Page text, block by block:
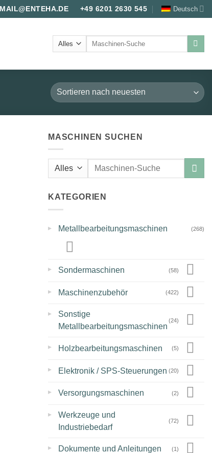
MAIL@ENTEHA.DE +49 6201 2630 545 Deutsch
Suche
MASCHINEN SUCHEN
Suche
KATEGORIEN
▸ Metallbearbeitungsmaschinen (268)
▸ Sondermaschinen (58)
▸ Maschinenzubehör (422)
▸
Sonstige
Metallbearbeitungsmaschinen
(24)
▸ Holzbearbeitungsmaschinen (5)
▸ Elektronik / SPS-Steuerungen (20)
▸ Versorgungsmaschinen (2)
▸
Werkzeuge und
Industriebedarf
(72)
▸ Dokumente und Anleitungen (1)